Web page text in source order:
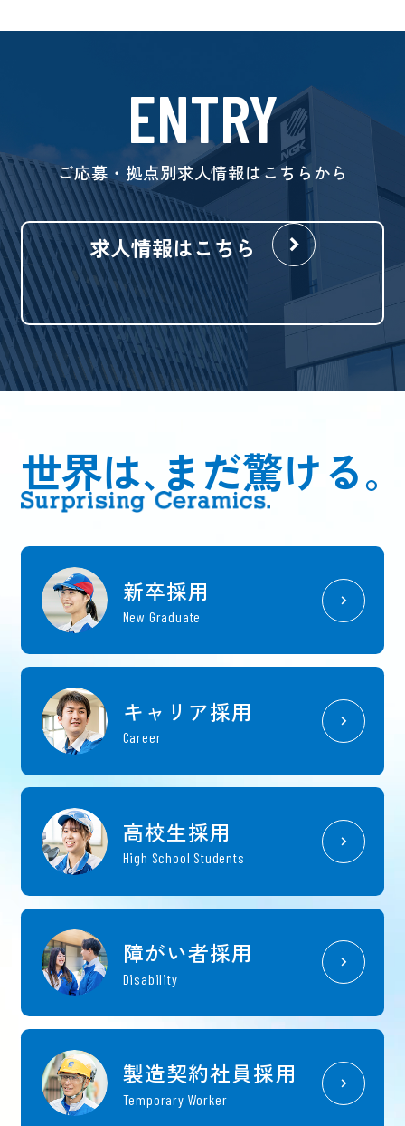
ENTRY
ご応募・拠点別求人情報はこちらから
求人情報はこちら
世界は､まだ驚ける｡
新卒採用
New Graduate
キャリア採用
Career
高校生採用
High School Students
障がい者採用
Disability
製造契約社員採用
Temporary Worker